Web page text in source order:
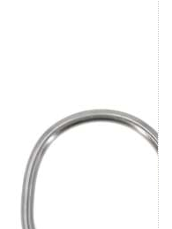
Edelstahl,
30mm
Innenmaß, 4mm
Stärke - 1 Stück